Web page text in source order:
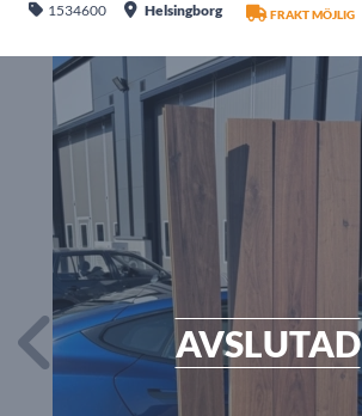
1534600 Helsingborg FRAKT MÖJLIG
AVSLUTAD